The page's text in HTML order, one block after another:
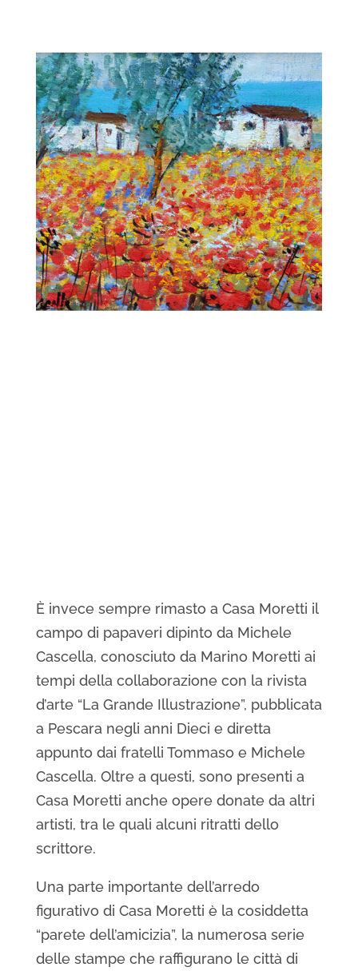
È invece sempre rimasto a Casa Moretti il
campo di papaveri dipinto da Michele
Cascella, conosciuto da Marino Moretti ai
tempi della collaborazione con la rivista
d’arte “La Grande Illustrazione”, pubblicata
a Pescara negli anni Dieci e diretta
appunto dai fratelli Tommaso e Michele
Cascella. Oltre a questi, sono presenti a
Casa Moretti anche opere donate da altri
artisti, tra le quali alcuni ritratti dello
scrittore.
Una parte importante dell’arredo
figurativo di Casa Moretti è la cosiddetta
“parete dell’amicizia”, la numerosa serie
delle stampe che raffigurano le città di